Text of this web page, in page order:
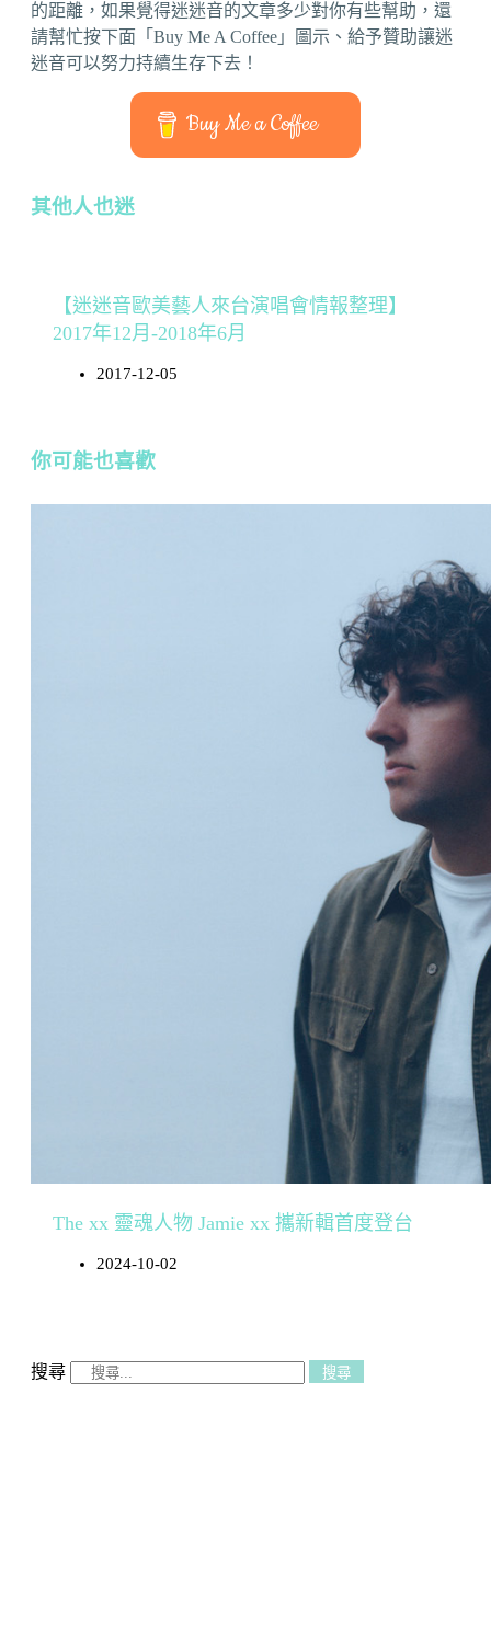
的距離，如果覺得迷迷音的文章多少對你有些幫助，還
請幫忙按下面「Buy Me A Coffee」圖示、給予贊助讓迷
迷音可以努力持續生存下去！
Buy Me a Coffee
其他人也迷
【迷迷音歐美藝人來台演唱會情報整理】
2017年12月-2018年6月
2017-12-05
你可能也喜歡
The xx 靈魂人物 Jamie xx 攜新輯首度登台
2024-10-02
搜尋 搜尋